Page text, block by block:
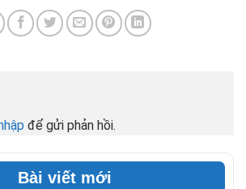
để gửi phản hồi.
Bài viết mới